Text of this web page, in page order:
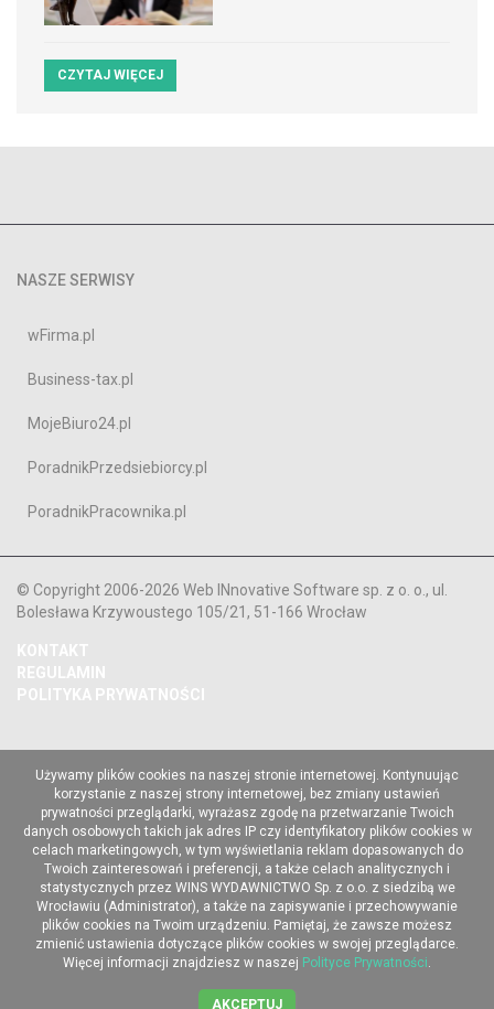
CZYTAJ WIĘCEJ
NASZE SERWISY
wFirma.pl
Business-tax.pl
MojeBiuro24.pl
PoradnikPrzedsiebiorcy.pl
PoradnikPracownika.pl
© Copyright 2006-2026 Web INnovative Software sp. z o. o., ul.
Bolesława Krzywoustego 105/21, 51-166 Wrocław
KONTAKT
REGULAMIN
POLITYKA PRYWATNOŚCI
Używamy plików cookies na naszej stronie internetowej. Kontynuując
korzystanie z naszej strony internetowej, bez zmiany ustawień
prywatności przeglądarki, wyrażasz zgodę na przetwarzanie Twoich
danych osobowych takich jak adres IP czy identyfikatory plików cookies w
celach marketingowych, w tym wyświetlania reklam dopasowanych do
Twoich zainteresowań i preferencji, a także celach analitycznych i
statystycznych przez WINS WYDAWNICTWO Sp. z o.o. z siedzibą we
Wrocławiu (Administrator), a także na zapisywanie i przechowywanie
plików cookies na Twoim urządzeniu. Pamiętaj, że zawsze możesz
zmienić ustawienia dotyczące plików cookies w swojej przeglądarce.
Więcej informacji znajdziesz w naszej Polityce Prywatności.
AKCEPTUJ